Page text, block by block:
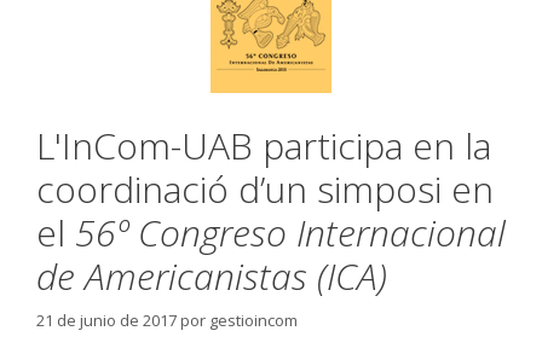
L'InCom-UAB participa en la
coordinació d’un simposi en
el 56º Congreso Internacional
de Americanistas (ICA)
21 de junio de 2017por gestioincom